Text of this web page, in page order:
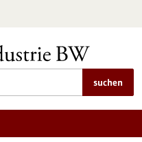
suchen